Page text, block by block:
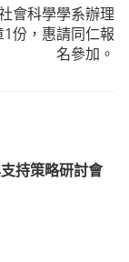
會科學學系辦理
1份，惠請同仁報
名參加。
持策略研討會